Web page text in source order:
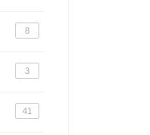
8
3
41